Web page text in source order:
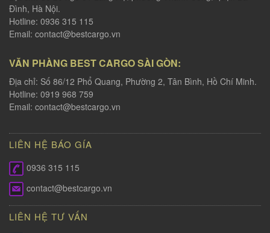
Đình, Hà Nội.
Hotline: 0936 315 115
Email: contact@bestcargo.vn
VĂN PHÀNG BEST CARGO SÀI GÒN:
Địa chỉ: Số 86/12 Phổ Quang, Phường 2, Tân Bình, Hồ Chí Minh.
Hotline: 0919 968 759
Email: contact@bestcargo.vn
LIÊN HỆ BÁO GÍA
0936 315 115
contact@bestcargo.vn
LIÊN HỆ TƯ VẤN